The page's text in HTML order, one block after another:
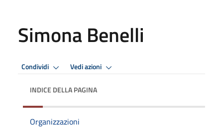
Simona Benelli
Condividi Vedi azioni
INDICE DELLA PAGINA
Organizzazioni